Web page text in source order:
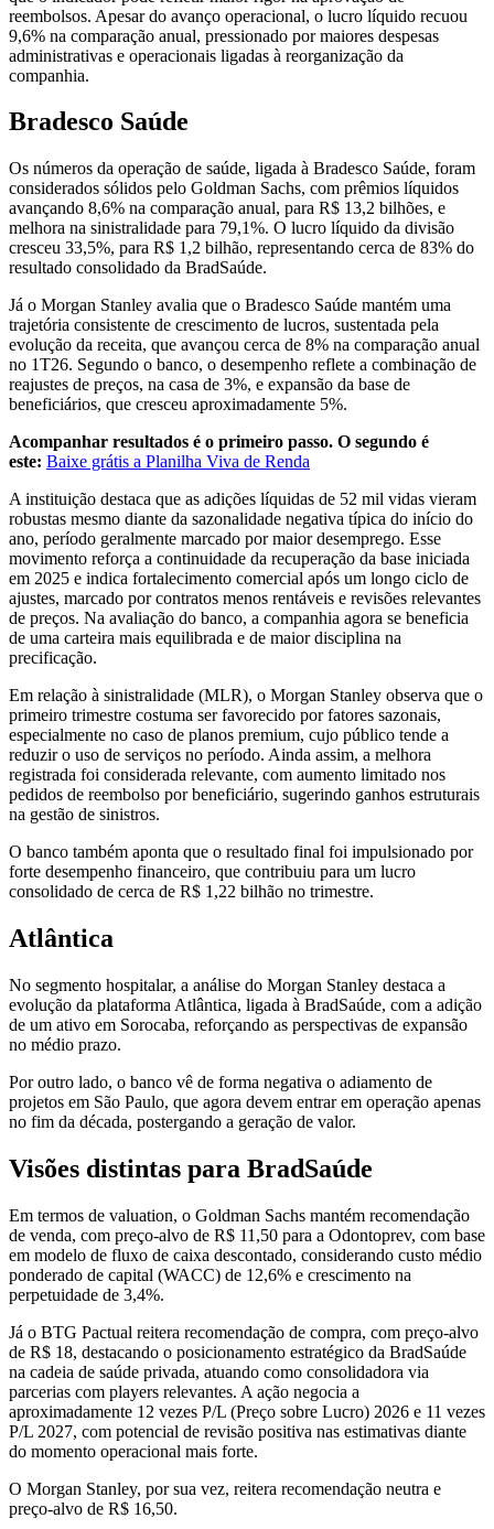
reembolsos. Apesar do avanço operacional, o lucro líquido recuou
9,6% na comparação anual, pressionado por maiores despesas
administrativas e operacionais ligadas à reorganização da
companhia.
Bradesco Saúde
Os números da operação de saúde, ligada à Bradesco Saúde, foram
considerados sólidos pelo Goldman Sachs, com prêmios líquidos
avançando 8,6% na comparação anual, para R$ 13,2 bilhões, e
melhora na sinistralidade para 79,1%. O lucro líquido da divisão
cresceu 33,5%, para R$ 1,2 bilhão, representando cerca de 83% do
resultado consolidado da BradSaúde.
Já o Morgan Stanley avalia que o Bradesco Saúde mantém uma
trajetória consistente de crescimento de lucros, sustentada pela
evolução da receita, que avançou cerca de 8% na comparação anual
no 1T26. Segundo o banco, o desempenho reflete a combinação de
reajustes de preços, na casa de 3%, e expansão da base de
beneficiários, que cresceu aproximadamente 5%.
Acompanhar resultados é o primeiro passo. O segundo é
este: Baixe grátis a Planilha Viva de Renda
A instituição destaca que as adições líquidas de 52 mil vidas vieram
robustas mesmo diante da sazonalidade negativa típica do início do
ano, período geralmente marcado por maior desemprego. Esse
movimento reforça a continuidade da recuperação da base iniciada
em 2025 e indica fortalecimento comercial após um longo ciclo de
ajustes, marcado por contratos menos rentáveis e revisões relevantes
de preços. Na avaliação do banco, a companhia agora se beneficia
de uma carteira mais equilibrada e de maior disciplina na
precificação.
Em relação à sinistralidade (MLR), o Morgan Stanley observa que o
primeiro trimestre costuma ser favorecido por fatores sazonais,
especialmente no caso de planos premium, cujo público tende a
reduzir o uso de serviços no período. Ainda assim, a melhora
registrada foi considerada relevante, com aumento limitado nos
pedidos de reembolso por beneficiário, sugerindo ganhos estruturais
na gestão de sinistros.
O banco também aponta que o resultado final foi impulsionado por
forte desempenho financeiro, que contribuiu para um lucro
consolidado de cerca de R$ 1,22 bilhão no trimestre.
Atlântica
No segmento hospitalar, a análise do Morgan Stanley destaca a
evolução da plataforma Atlântica, ligada à BradSaúde, com a adição
de um ativo em Sorocaba, reforçando as perspectivas de expansão
no médio prazo.
Por outro lado, o banco vê de forma negativa o adiamento de
projetos em São Paulo, que agora devem entrar em operação apenas
no fim da década, postergando a geração de valor.
Visões distintas para BradSaúde
Em termos de valuation, o Goldman Sachs mantém recomendação
de venda, com preço-alvo de R$ 11,50 para a Odontoprev, com base
em modelo de fluxo de caixa descontado, considerando custo médio
ponderado de capital (WACC) de 12,6% e crescimento na
perpetuidade de 3,4%.
Já o BTG Pactual reitera recomendação de compra, com preço-alvo
de R$ 18, destacando o posicionamento estratégico da BradSaúde
na cadeia de saúde privada, atuando como consolidadora via
parcerias com players relevantes. A ação negocia a
aproximadamente 12 vezes P/L (Preço sobre Lucro) 2026 e 11 vezes
P/L 2027, com potencial de revisão positiva nas estimativas diante
do momento operacional mais forte.
O Morgan Stanley, por sua vez, reitera recomendação neutra e
preço-alvo de R$ 16,50.